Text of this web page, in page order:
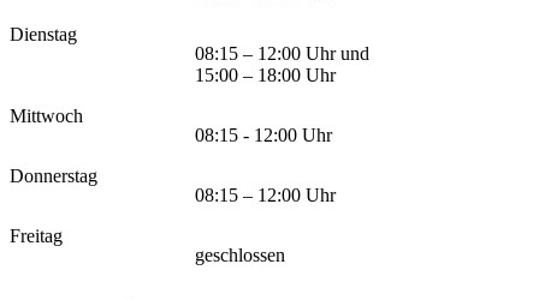
Dienstag
08:15 – 12:00 Uhr und
15:00 – 18:00 Uhr
Mittwoch
08:15 - 12:00 Uhr
Donnerstag
08:15 – 12:00 Uhr
Freitag
geschlossen